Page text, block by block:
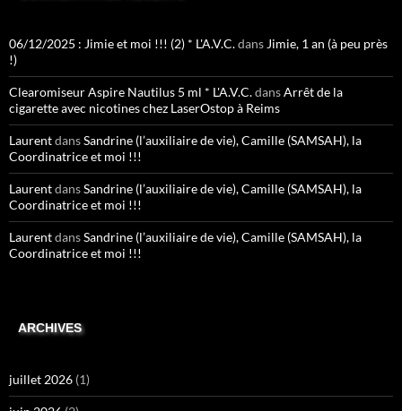
06/12/2025 : Jimie et moi !!! (2) * L'A.V.C.dans Jimie, 1 an (à peu près
!)
Clearomiseur Aspire Nautilus 5 ml * L'A.V.C.dansArrêt de la
cigarette avec nicotines chez LaserOstop à Reims
LaurentdansSandrine (l’auxiliaire de vie), Camille (SAMSAH), la
Coordinatrice et moi !!!
LaurentdansSandrine (l’auxiliaire de vie), Camille (SAMSAH), la
Coordinatrice et moi !!!
LaurentdansSandrine (l’auxiliaire de vie), Camille (SAMSAH), la
Coordinatrice et moi !!!
ARCHIVES
juillet 2026 (1)